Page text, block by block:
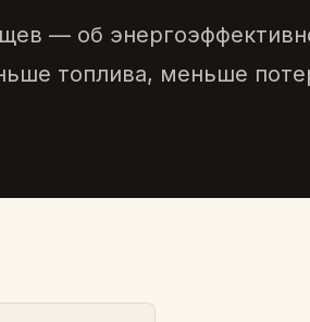
— об
топлива, меньше